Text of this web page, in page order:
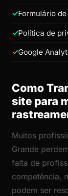
Formulário
Política de
Google
Como
site para
Muitos
Grande
falta de
competência,
podem ser